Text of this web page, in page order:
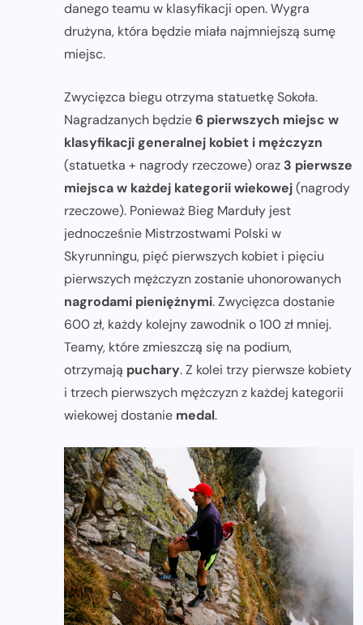
danego teamu w klasyfikacji open. Wygra
drużyna, która będzie miała najmniejszą sumę
miejsc.
Zwycięzca biegu otrzyma statuetkę Sokoła.
Nagradzanych będzie6 pierwszych miejsc w
klasyfikacji generalnej kobiet i mężczyzn
(statuetka + nagrody rzeczowe) oraz 3 pierwsze
miejsca w każdej kategorii wiekowej(nagrody
rzeczowe). Ponieważ Bieg Marduły jest
jednocześnie Mistrzostwami Polski w
Skyrunningu, pięć pierwszych kobiet i pięciu
pierwszych mężczyzn zostanie uhonorowanych
nagrodami pieniężnymi. Zwycięzca dostanie
600 zł, każdy kolejny zawodnik o 100 zł mniej.
Teamy, które zmieszczą się na podium,
otrzymają puchary. Z kolei trzy pierwsze kobiety
i trzech pierwszych mężczyzn z każdej kategorii
wiekowej dostanie medal.